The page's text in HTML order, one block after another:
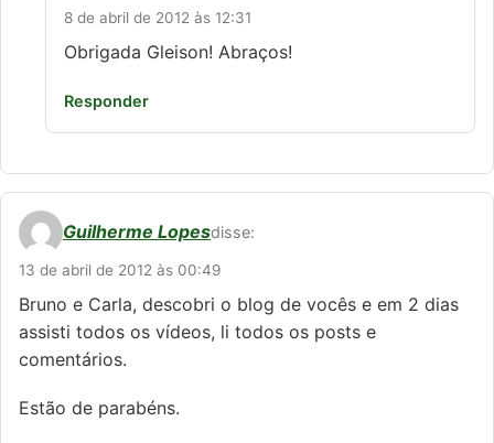
8 de abril de 2012 às 12:31
Obrigada Gleison! Abraços!
Responder
Guilherme Lopesdisse:
13 de abril de 2012 às 00:49
Bruno e Carla, descobri o blog de vocês e em 2 dias
assisti todos os vídeos, li todos os posts e
comentários.
Estão de parabéns.